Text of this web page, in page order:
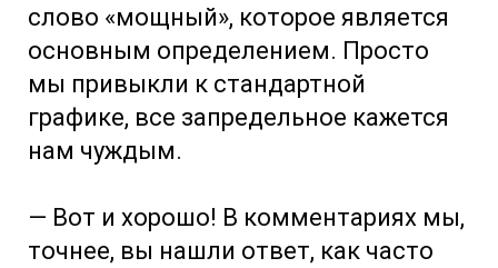
слово «мощный», которое является
основным определением. Просто
мы привыкли к стандартной
графике, все запредельное кажется
нам чуждым.
— Вот и хорошо! В комментариях мы,
точнее, вы нашли ответ, как часто